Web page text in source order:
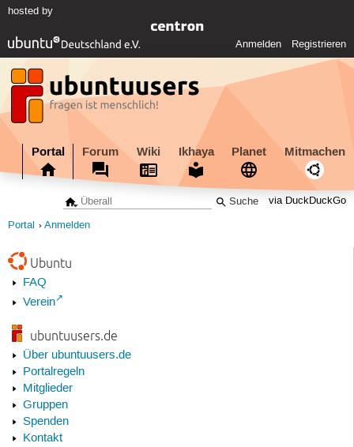
hosted by
Anmelden Registrieren
Portal Forum Wiki Ikhaya Planet Mitmachen
via DuckDuckGo
Portal Anmelden
Ubuntu
FAQ
Verein
ubuntuusers.de
Über ubuntuusers.de
Portalregeln
Mitglieder
Gruppen
Spenden
Kontakt